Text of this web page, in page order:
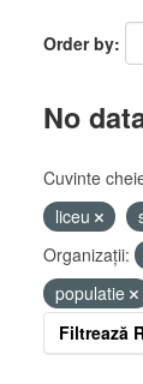
Order by
No
Cuvinte
liceu
Organizații:
populatie
Filtrează